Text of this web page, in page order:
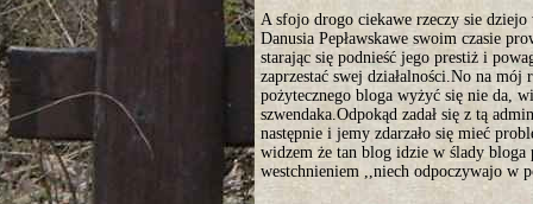
A sfojo drogo ciekawe rzeczy sie
Danusia Pepławskawe swoim czasie
starając się podnieść jego prestiż i
zaprzestać swej działalności.No na mój
pożytecznego bloga wyżyć się nie da,
szwendaka.Odpokąd zadał się z tą
następnie i jemy zdarzało się mieć
widzem że tan blog idzie w ślady bloga
westchnieniem ,,niech odpoczywajo w